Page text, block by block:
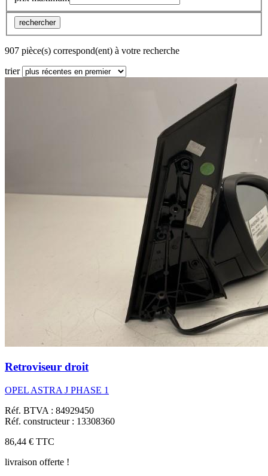
rechercher
907 pièce(s) correspond(ent) à votre recherche
trier
Retroviseur droit
OPEL ASTRA J PHASE 1
Réf. BTVA : 84929450
Réf. constructeur : 13308360
86,44 € TTC
livraison offerte !